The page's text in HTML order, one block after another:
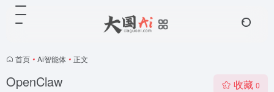
首页 • Ai智能体 • 正文
OpenClaw 收藏 0